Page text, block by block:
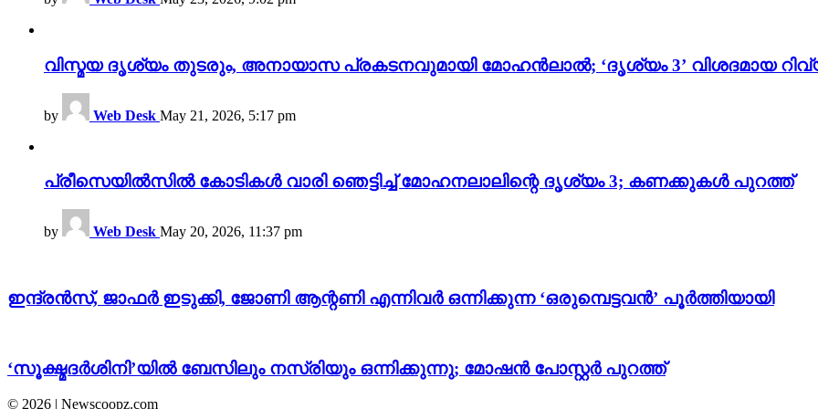
വിസ്മയ ദൃശ്യം തുടരും, അനായാസ പ്രകടനവുമായി മോഹൻലാൽ; ‘ദൃശ്യം 3’ വിശദമായ
by Web Desk May 21, 2026, 5:17 pm
പ്രീസെയിൽസിൽ കോടികൾ വാരി ഞെട്ടിച്ച് മോഹനലാലിന്റെ ദൃശ്യം 3; കണക്കുകൾ പുറത്ത്
by Web Desk May 20, 2026, 11:37 pm
ഇന്ദ്രൻസ്, ജാഫർ ഇടുക്കി, ജോണി ആന്റണി എന്നിവർ ഒന്നിക്കുന്ന ‘ഒരുമ്പെട്ടവൻ’ പൂർത്തിയായി
‘സൂക്ഷ്മദര്‍ശിനി’യിൽ ബേസിലും നസ്രിയും ഒന്നിക്കുന്നു; മോഷന്‍ പോസ്റ്റര്‍ പുറത്ത്
© 2026 | Newscoopz.com